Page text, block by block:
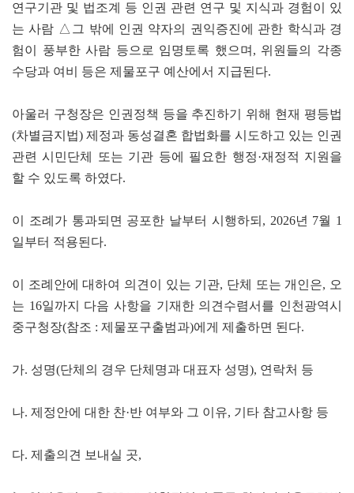
연구기관 및 법조계 등 인권 관련 연구 및 지식과 경험이 있
는 사람 △그 밖에 인권 약자의 권익증진에 관한 학식과 경
험이 풍부한 사람 등으로 임명토록 했으며, 위원들의 각종
수당과 여비 등은 제물포구 예산에서 지급된다.
아울러 구청장은 인권정책 등을 추진하기 위해 현재 평등법
(차별금지법) 제정과 동성결혼 합법화를 시도하고 있는 인권
관련 시민단체 또는 기관 등에 필요한 행정·재정적 지원을
할 수 있도록 하였다.
이 조례가 통과되면 공포한 날부터 시행하되, 2026년 7월 1
일부터 적용된다.
이 조례안에 대하여 의견이 있는 기관, 단체 또는 개인은, 오
는 16일까지 다음 사항을 기재한 의견수렴서를 인천광역시
중구청장(참조 : 제물포구출범과)에게 제출하면 된다.
가. 성명(단체의 경우 단체명과 대표자 성명), 연락처 등
나. 제정안에 대한 찬·반 여부와 그 이유, 기타 참고사항 등
다. 제출의견 보내실 곳,